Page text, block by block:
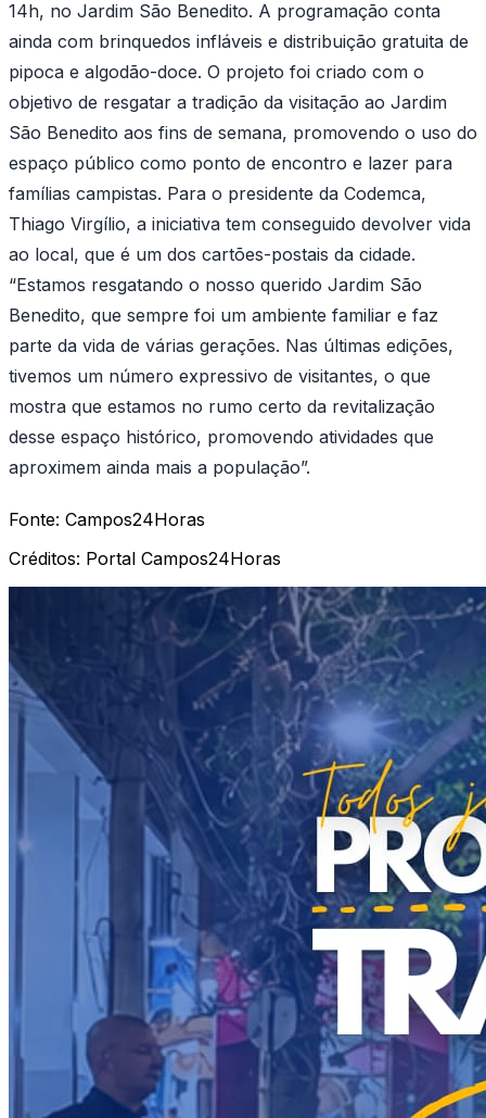
14h, no Jardim São Benedito. A programação conta
ainda com brinquedos infláveis e distribuição gratuita de
pipoca e algodão-doce. O projeto foi criado com o
objetivo de resgatar a tradição da visitação ao Jardim
São Benedito aos fins de semana, promovendo o uso do
espaço público como ponto de encontro e lazer para
famílias campistas. Para o presidente da Codemca,
Thiago Virgílio, a iniciativa tem conseguido devolver vida
ao local, que é um dos cartões-postais da cidade.
“Estamos resgatando o nosso querido Jardim São
Benedito, que sempre foi um ambiente familiar e faz
parte da vida de várias gerações. Nas últimas edições,
tivemos um número expressivo de visitantes, o que
mostra que estamos no rumo certo da revitalização
desse espaço histórico, promovendo atividades que
aproximem ainda mais a população”.
Fonte: Campos24Horas
Créditos: Portal Campos24Horas